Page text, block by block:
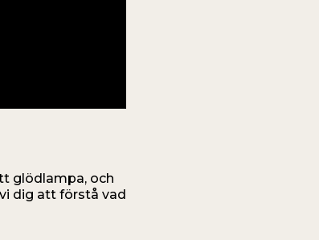
glödlampa, och
dig att förstå vad